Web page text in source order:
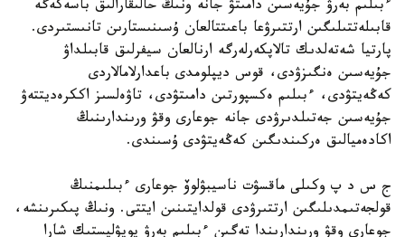
ءبىلىم بەرۋ جۇيەسىن دامىتۋ جانە ونىڭ حالىقارالىق باسەكەگە
قابىلەتتىلىگىن ارتتىرۋعا باعىتتالعان ۇسىنىستارىن تانىستىردى.
پارتيا شەتەلدىك تالاپكەرلەرگە ارنالعان سيفرلىق قابىلداۋ
جۇيەسىن ەنگىزۋدى، قوس ديپلومدى باعدارلامالاردى
كەڭەيتۋدى، ءبىلىم ەكسپورتىن دامىتۋدى، تاۋەلسىز اككرەديتتەۋ
جۇيەسىن جەتىلدىرۋدى جانە جوعارى وقۋ ورىندارىنىڭ
اكادەميالىق ەركىندىگىن كەڭەيتۋدى ۇسىندى.
ج س د پ وكىلى ماقسۋت ناسيبۋلوۆ جوعارى ءبىلىمنىڭ
قولجەتىمدىلىگىن ارتتىرۋدى قولدايتىنىن ايتتى. ونىڭ پىكىرىنشە،
جوعارى وقۋ ورىندارىندا تەگىن ءبىلىم بەرۋ پوپۋليستىك شارا